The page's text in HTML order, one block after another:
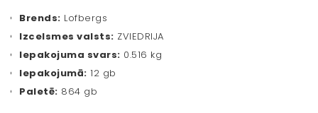
Brends: Lofbergs
Izcelsmes valsts: ZVIEDRIJA
Iepakojuma svars: 0.516 kg
Iepakojumā: 12 gb
Paletē: 864 gb